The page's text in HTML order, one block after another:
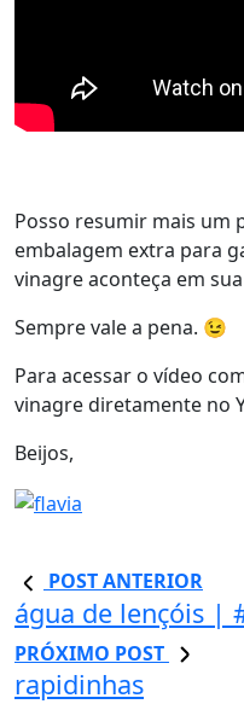
Posso resumir mais um
embalagem extra para
vinagre aconteça em
Sempre vale a pena. 😉
Para acessar o vídeo
vinagre diretamente no
Beijos,
POST ANTERIOR
água de lençóis |
PRÓXIMO POST
rapidinhas